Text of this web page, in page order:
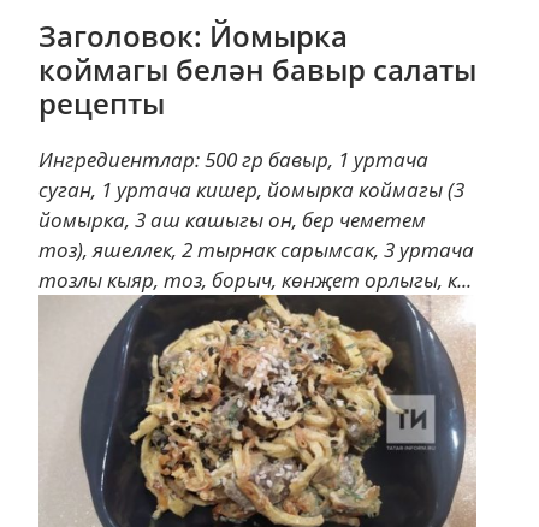
Заголовок: Йомырка
коймагы белән бавыр салаты
рецепты
Ингредиентлар: 500 гр бавыр, 1 уртача
суган, 1 уртача кишер, йомырка коймагы (3
йомырка, 3 аш кашыгы он, бер чеметем
тоз), яшеллек, 2 тырнак сарымсак, 3 уртача
тозлы кыяр, тоз, борыч, көнҗет орлыгы, к...